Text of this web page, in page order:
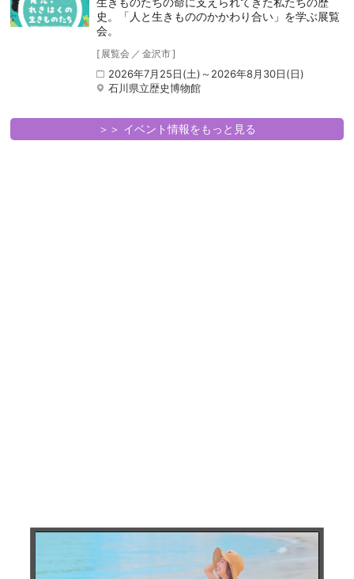
史。「人と生きもののかかわり合い」を学ぶ展覧
会。
[ 展覧会 ／ 金沢市]
2026年7月25日(土)～2026年8月30日(日)
石川県立歴史博物館
＞＞ イベント情報をもっと見る